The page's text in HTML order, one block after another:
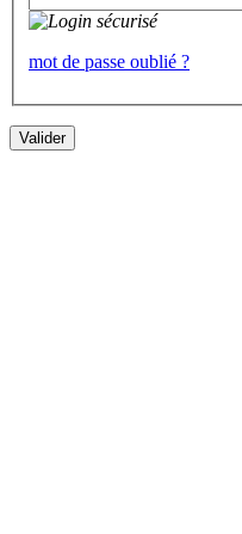
mot de passe oublié ?